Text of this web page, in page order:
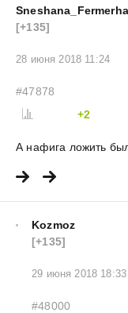
Sneshana_Fermerha
[+135]
28 июня 2018 11:24
#47878
+2
А нафига ложить
Kozmoz
[+135]
29 июня 2018 18:33
#48000